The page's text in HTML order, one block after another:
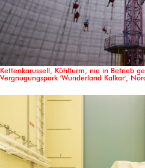
Kettenkarussell, Kühlturm, nie in Betrieb
Vergnügungspark 'Wunderland Kalkar',